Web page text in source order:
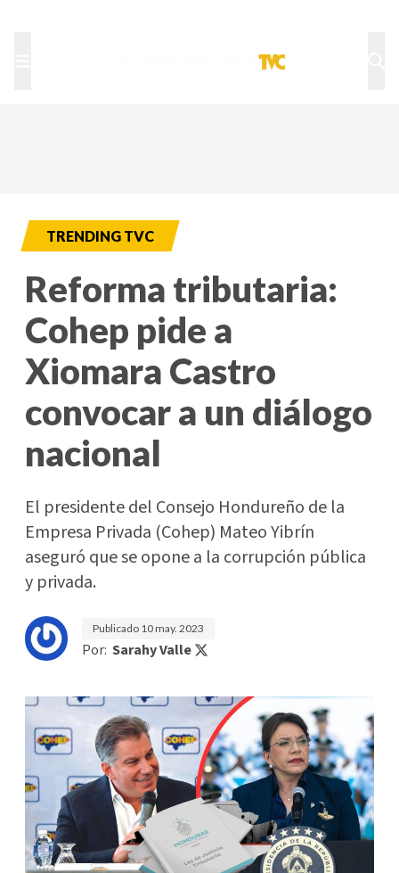
TRENDING TVC
Reforma tributaria:
Cohep pide a
Xiomara Castro
convocar a un diálogo
nacional
El presidente del Consejo Hondureño de la
Empresa Privada (Cohep) Mateo Yibrín
aseguró que se opone a la corrupción pública
y privada.
Publicado 10 may. 2023
Por: Sarahy Valle